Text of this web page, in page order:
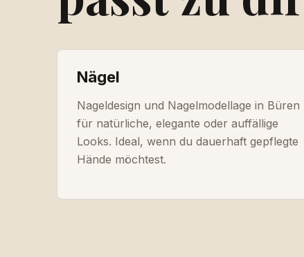
Nägel
Nageldesign und Nagelmodellage in Büren
für natürliche, elegante oder auffällige
Looks. Ideal, wenn du dauerhaft gepflegte
Hände möchtest.